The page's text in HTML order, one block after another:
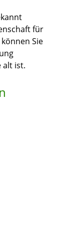
für
Sie
alt ist.